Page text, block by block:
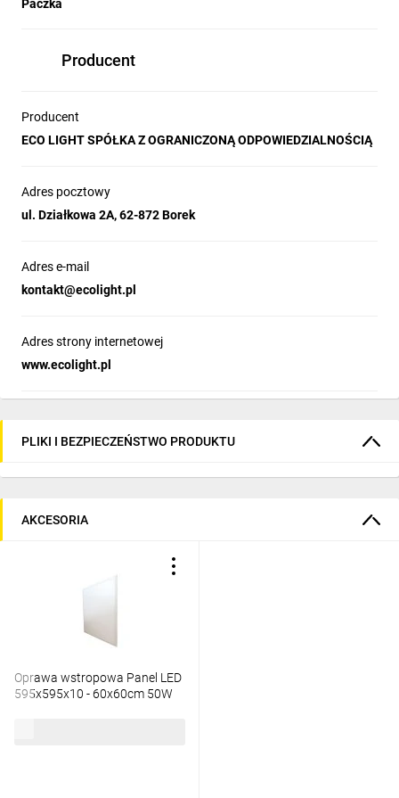
Paczka
Producent
Producent
ECO LIGHT SPÓŁKA Z OGRANICZONĄ ODPOWIEDZIALNOŚCIĄ
Adres pocztowy
ul. Działkowa 2A, 62-872 Borek
Adres e-mail
kontakt@ecolight.pl
Adres strony internetowej
www.ecolight.pl
PLIKI I BEZPIECZEŃSTWO PRODUKTU
AKCESORIA
Oprawa wstropowa Panel LED
595x595x10 - 60x60cm 50W